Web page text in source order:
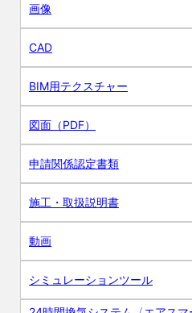
画像
CAD
BIM用テクスチャー
図面（PDF）
申請関係認定書類
施工・取扱説明書
動画
シミュレーションツール